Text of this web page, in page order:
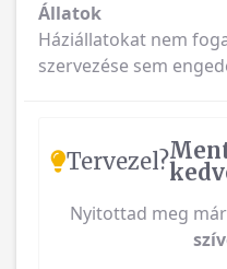
Állatok
Háziállatokat nem
szervezése sem
Tervezel?
Nyitottad meg